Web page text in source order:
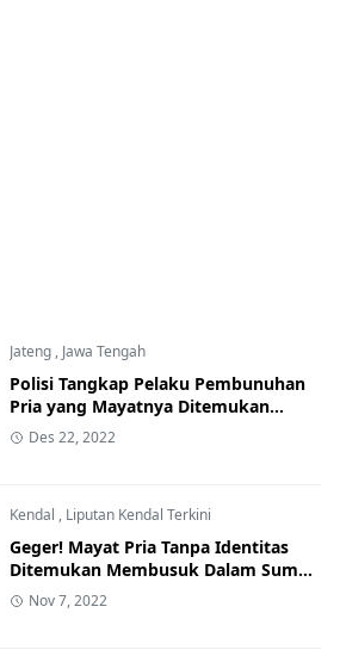
Jateng, Jawa Tengah
Polisi Tangkap Pelaku Pembunuhan
Pria yang Mayatnya Ditemukan
dalam Sumur di Pegandon Kendal
Des 22, 2022
Kendal , Liputan Kendal Terkini
Geger! Mayat Pria Tanpa Identitas
Ditemukan Membusuk Dalam Sumur
di Pegandon Kendal
Nov 7, 2022